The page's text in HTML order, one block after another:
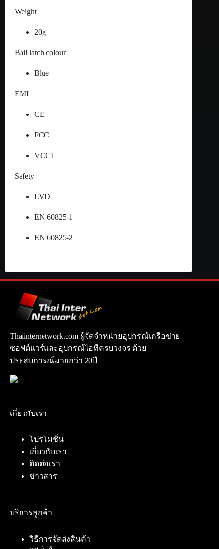
Weight
20g
Bail latch colour
Blue
EMI
CE
FCC
VCCI
Safety
LVD
EN 60825-1
EN 60825-2
Thaiinternetwork.com ผู้จัดจำหน่ายอุปกรณ์เครือข่าย
ซอฟต์แวร์และอุปกรณ์ไอทีครบวงจร ด้วย
ประสบการณ์มากกว่า 20ปี
เกี่ยวกับเรา
โปรโมชั่น
เกี่ยวกับเรา
ติดต่อเรา
ข่าวสาร
บริการลูกค้า
วิธีการจัดส่งสินค้า